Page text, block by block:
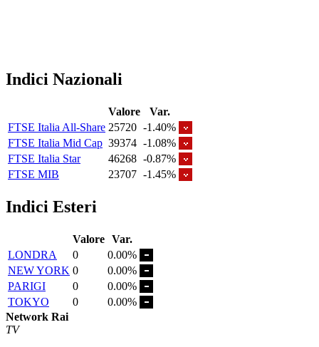
Indici Nazionali
Valore
Var.
FTSE Italia All-Share 25720 -1.40%
FTSE Italia Mid Cap 39374 -1.08%
FTSE Italia Star
46268 -0.87%
FTSE MIB
23707 -1.45%
Indici Esteri
Valore Var.
LONDRA
0
0.00%
NEW YORK 0
0.00%
PARIGI
0
0.00%
TOKYO
0
0.00%
Network Rai
TV